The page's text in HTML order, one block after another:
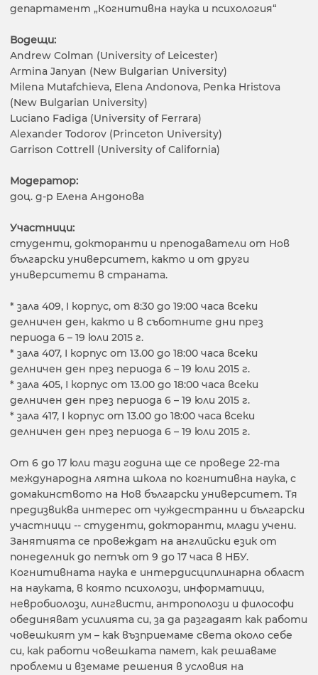
департамент „Когнитивна наука и психология“
Водещи:
Andrew Colman (University of Leicester)
Armina Janyan (New Bulgarian University)
Milena Mutafchieva, Elena Andonova, Penka Hristova
(New Bulgarian University)
Luciano Fadiga (University of Ferrara)
Alexander Todorov (Princeton University)
Garrison Cottrell (University of California)
Модератор:
доц. д-р Елена Андонова
Участници:
студенти, докторанти и преподаватели от Нов
български университет, както и от други
университети в страната.
* зала 409, I корпус, от 8:30 до 19:00 часа всеки
делничен ден, както и в съботните дни през
периода 6 – 19 юли 2015 г.
* зала 407, І корпус от 13.00 до 18:00 часа всеки
делничен ден през периода 6 – 19 юли 2015 г.
* зала 405, І корпус от 13.00 до 18:00 часа всеки
делничен ден през периода 6 – 19 юли 2015 г.
* зала 417, І корпус от 13.00 до 18:00 часа всеки
делничен ден през периода 6 – 19 юли 2015 г.
Oт 6 до 17 юли тази година ще се проведе 22-та
международна лятна школа по когнитивна наука, с
домакинството на Нов български университет. Тя
предизвиква интерес от чуждестранни и български
участници -- студенти, докторанти, млади учени.
Занятията се провеждат на английски език от
понеделник до петък от 9 до 17 часа в НБУ.
Когнитивната наука е интердисциплинарна област
на науката, в която психолози, информатици,
невробиолози, лингвисти, антрополози и философи
обединяват усилията си, за да разгадаят как работи
човешкият ум – как възприемаме света около себе
си, как работи човешката памет, как решаваме
проблеми и вземаме решения в условия на